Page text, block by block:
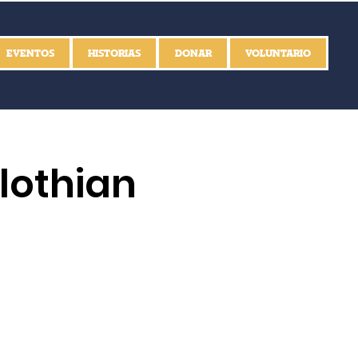
EVENTOS HISTORIAS DONAR VOLUNTARIO